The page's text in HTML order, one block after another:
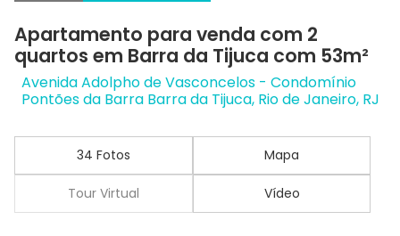
Apartamento para venda com 2
quartos em Barra da Tijuca com 53m²
Avenida Adolpho de Vasconcelos - Condomínio
Pontões da Barra Barra da Tijuca, Rio de Janeiro, RJ
34 Fotos Mapa
Tour Virtual Vídeo